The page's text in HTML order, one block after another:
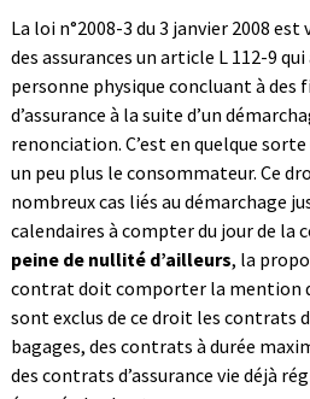
La loi n°2008-3 du 3 janvier 2008 est
des assurances un article L 112-9
personne physique concluant à des
d’assurance à la suite d’un
renonciation. C’est en quelque
un peu plus le consommateur. Ce
nombreux cas liés au démarchage
calendaires à compter du jour de la
peine de nullité d’ailleurs, la
contrat doit comporter la mention
sont exclus de ce droit les contrats
bagages, des contrats à durée
des contrats d’assurance vie déjà